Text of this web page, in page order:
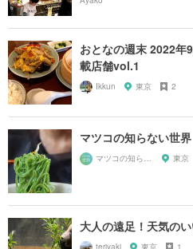
おとなの週末 2022年
載店舗vol.1
Ikkun 東京 2
マツコの知らない世界
東京
大人の遠足！天気の
teriyaki 東京 1